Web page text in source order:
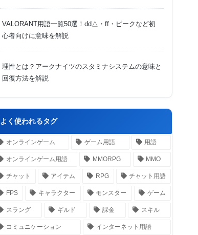
VALORANT用語一覧50選！dd△・ff・ピークなど初
心者向けに意味を解説
理性とは？アークナイツのスタミナシステムの意味と
回復方法を解説
よく使われるタグ
オンラインゲーム ゲーム用語 用語
オンラインゲーム用語 MMORPG MMO
チャット アイテム RPG チャット用語
FPS キャラクター モンスター ゲーム
スラング ギルド 課金 スキル
コミュニケーション インターネット用語